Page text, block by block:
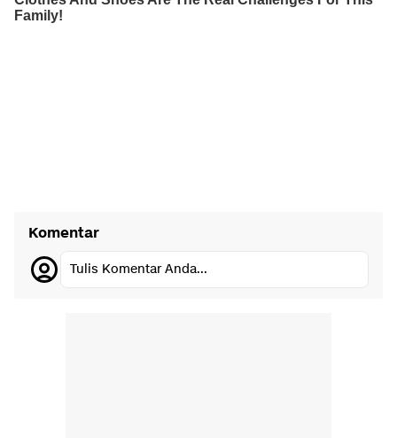
Komentar
Tulis Komentar Anda...